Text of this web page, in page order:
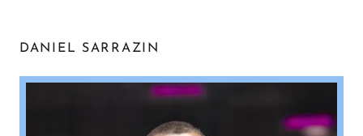
DANIEL SARRAZIN